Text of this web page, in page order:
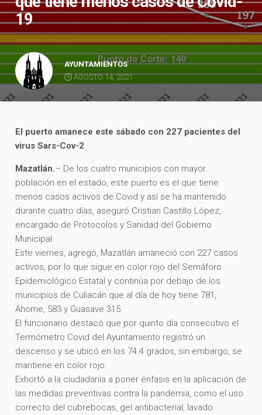
19
AYUNTAMIENTOS
AGOSTO 14, 2021
El puerto amanece este sábado con 227 pacientes del
virus Sars-Cov-2
Mazatlán.– De los cuatro municipios con mayor
población en el estado, este puerto es el que tiene
menos casos activos de Covid y así se ha mantenido
durante cuatro días, aseguró Cristian Castillo López,
encargado de Protocolos y Sanidad del Gobierno
Municipal.
Este viernes, agregó, Mazatlán amaneció con 227 casos
activos, por lo que sigue en color rojo del Semáforo
Epidemiológico Estatal y continúa por debajo de los
municipios de Culiacán que al día de hoy tiene 781,
Ahome, 583 y Guasave 315.
El funcionario destacó que por quinto día consecutivo el
Termómetro Covid del Ayuntamiento registró un
descenso y se ubicó en los 74.4 grados, sin embargo, se
mantiene en color rojo.
Exhortó a la ciudadanía a poner énfasis en la aplicación de
las medidas preventivas contra la pandemia, como el uso
correcto del cubrebocas, gel antibacterial, lavado